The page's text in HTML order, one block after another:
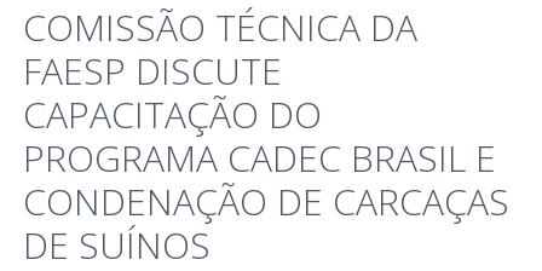
COMISSÃO TÉCNICA DA
FAESP DISCUTE
CAPACITAÇÃO DO
PROGRAMA CADEC BRASIL E
CONDENAÇÃO DE CARCAÇAS
DE SUÍNOS